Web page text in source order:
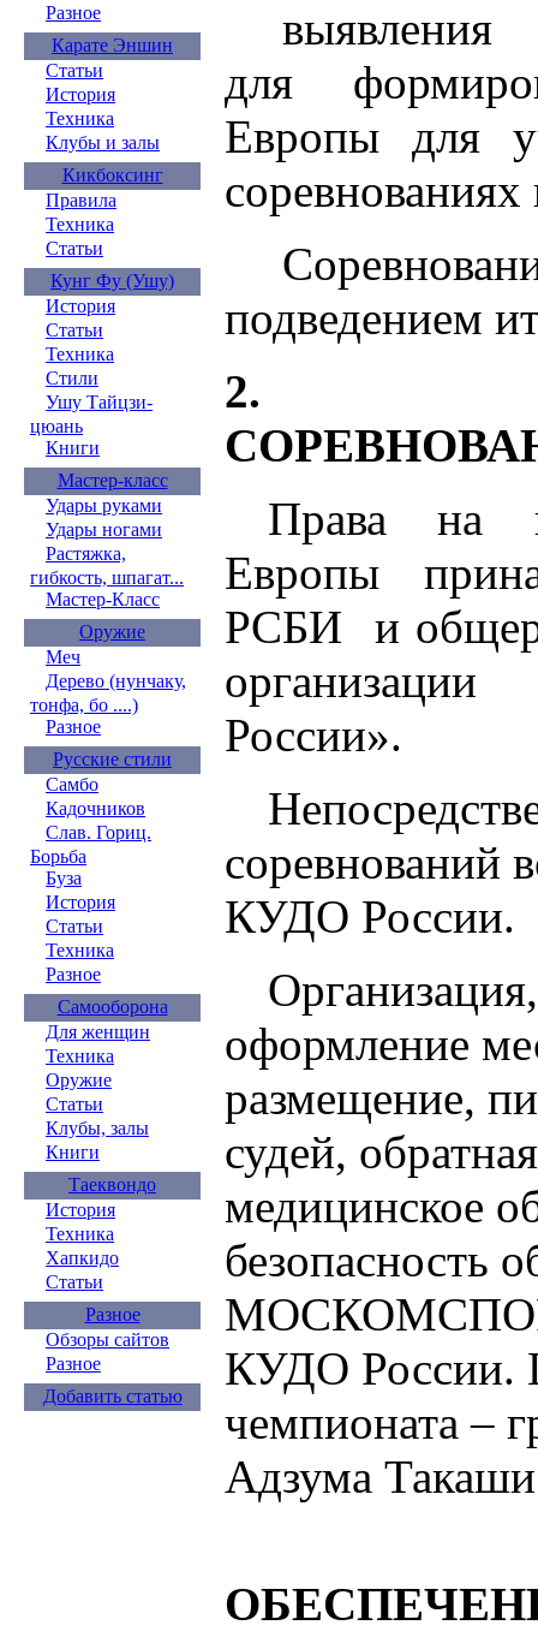
Разное
Карате Эншин
Статьи
История
Техника
Клубы и залы
Кикбоксинг
Правила
Техника
Статьи
Кунг Фу (Ушу)
История
Статьи
Техника
Стили
Ушу Тайцзи-
цюань
Книги
Мастер-класс
Удары руками
Удары ногами
Растяжка,
гибкость, шпагат...
Мастер-Класс
Оружие
Меч
Дерево (нунчаку,
тонфа, бо ....)
Разное
Русские стили
Самбо
Кадочников
Слав. Гориц.
Борьба
Буза
История
Статьи
Техника
Разное
Самооборона
Для женщин
Техника
Оружие
Статьи
Клубы, залы
Книги
Таеквондо
История
Техника
Хапкидо
Статьи
Разное
Обзоры сайтов
Разное
Добавить статью
выявления
для
Европы для
подведением
2.
Права на
Европы
РСБИ и
России».
соревнований
КУДО России.
оформление
размещение,
судей,
медицинское
безопасность
КУДО России.
чемпионата –
Адзума